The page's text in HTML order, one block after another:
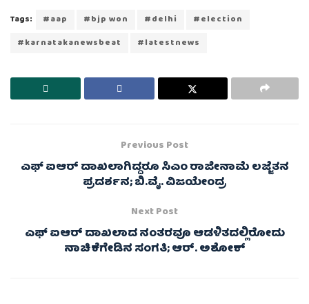
Tags: #aap #bjp won #delhi
#election
#karnatakanewsbeat
#latestnews
Previous Post
ಎಫ್ ಐಆರ್ ದಾಖಲಾಗಿದ್ದರೂ ಸಿಎಂ ರಾಜೀನಾಮೆ ಲಜ್ಜೆತನ
ಪ್ರದರ್ಶನ; ಬಿ.ವೈ. ವಿಜಯೇಂದ್ರ
Next Post
ಎಫ್ ಐಆರ್ ದಾಖಲಾದ ನಂತರವೂ ಆಡಳಿತದಲ್ಲಿರೋದು
ನಾಚಿಕೆಗೇಡಿನ ಸಂಗತಿ; ಆರ್. ಅಶೋಕ್